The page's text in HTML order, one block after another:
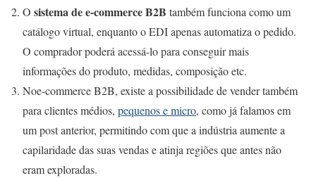
O sistema de e-commerce B2B também funciona como um
catálogo virtual, enquanto o EDI apenas automatiza o pedido.
O comprador poderá acessá-lo para conseguir mais
informações do produto, medidas, composição etc.
Noe-commerce B2B, existe a possibilidade de vender também
para clientes médios, pequenos e micro, como já falamos em
um post anterior, permitindo com que a indústria aumente a
capilaridade das suas vendas e atinja regiões que antes não
eram exploradas.